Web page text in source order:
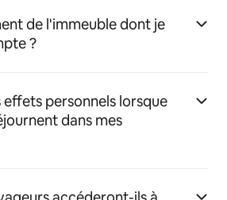
de l'immeuble dont je
?
effets personnels lorsque
dans mes